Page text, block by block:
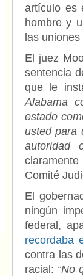
artículo es
hombre y
las
El juez
sentencia
que le
Alabama
estado
usted para
autoridad
Comité
El
ningún
federal,
recordaba
contra las
racial: “No